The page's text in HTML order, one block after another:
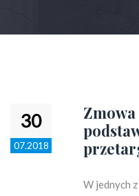
30
07.2018
W jednych